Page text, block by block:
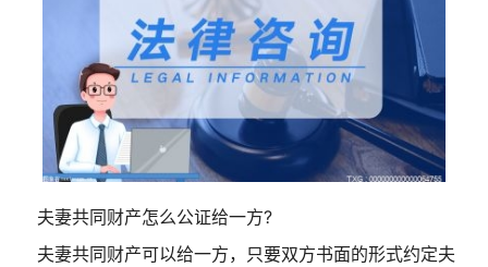
夫妻共同财产怎么公证给一方?
夫妻共同财产可以给一方，只要双方书面的形式约定夫